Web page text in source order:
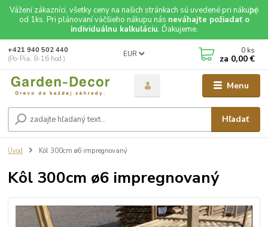
Vážení zákazníci, všetky ceny na našich stránkach sú uvedené pri nákupe
od 1ks. Pri plánovaní väčšieho nákupu nás neváhajte požiadať o
individuálnu kalkuláciu. Ďakujeme.
Menu
EUR
Hľadať
+421 940 502 440
(Po-Pia, 8-16 hod.)
0 ks
za 0,00 €
Úvod Kôl 300cm ø6 impregnovaný
Kôl 300cm ø6 impregnovaný